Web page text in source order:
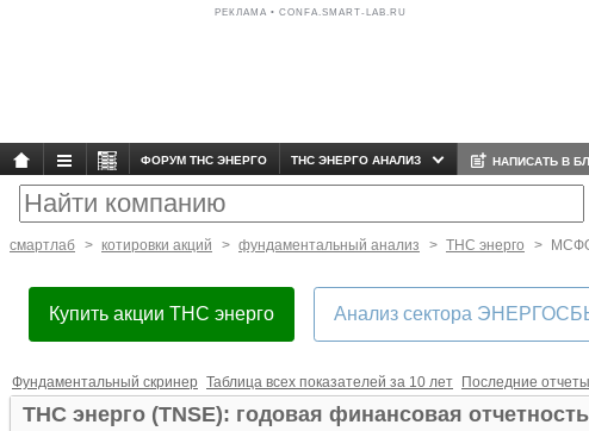
РЕКЛАМА • CONFA.SMART-LAB.RU
ФОРУМ ТНС ЭНЕРГО ТНС ЭНЕРГО АНАЛИЗ НАПИСАТЬ В
смартлаб котировки акций фундаментальный анализ ТНС энерго
Купить акции ТНС энерго
Финаме
Aнализ сектора
Фундаментальный скринер Таблица всех показателей за 10 лет Последние
ТНС энерго (TNSE): годовая финансовая